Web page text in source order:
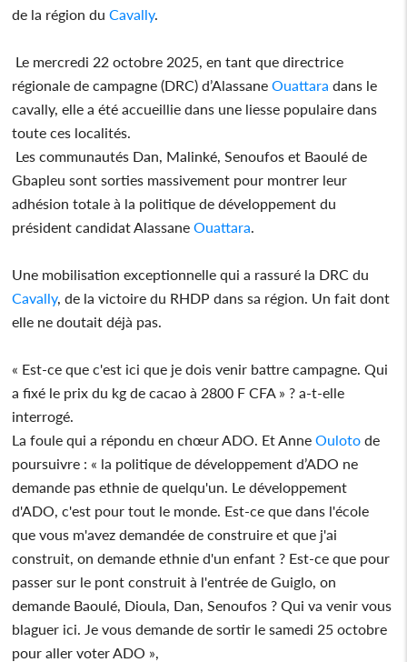
de la région duCavally.
Le mercredi 22 octobre 2025, en tant que directrice
régionale de campagne (DRC) d’AlassaneOuattara dans le
cavally, elle a été accueillie dans une liesse populaire dans
toute ces localités.
Les communautés Dan, Malinké, Senoufos et Baoulé de
Gbapleu sont sorties massivement pour montrer leur
adhésion totale à la politique de développement du
président candidat AlassaneOuattara
Une mobilisation exceptionnelle qui a rassuré la DRC du
Cavally, de la victoire du RHDP dans sa région. Un fait dont
elle ne doutait déjà pas.
« Est-ce que c'est ici que je dois venir battre campagne. Qui
a fixé le prix du kg de cacao à 2800 F CFA » ? a-t-elle
interrogé.
La foule qui a répondu en chœur ADO. Et AnneOuloto de
poursuivre : « la politique de développement d’ADO ne
demande pas ethnie de quelqu'un. Le développement
d'ADO, c'est pour tout le monde. Est-ce que dans l'école
que vous m'avez demandée de construire et que j'ai
construit, on demande ethnie d'un enfant ? Est-ce que pour
passer sur le pont construit à l'entrée de Guiglo, on
demande Baoulé, Dioula, Dan, Senoufos ? Qui va venir vous
blaguer ici. Je vous demande de sortir le samedi 25 octobre
pour aller voter ADO »,